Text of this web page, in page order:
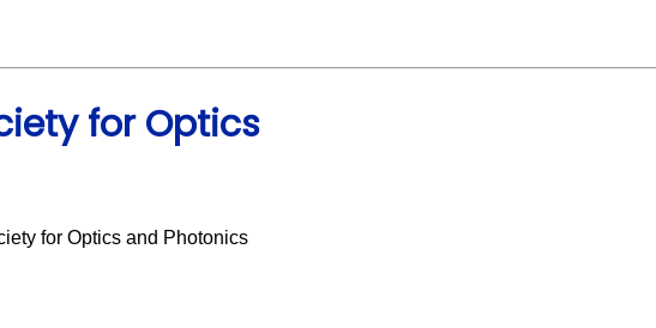
for Optics
for Optics and Photonics